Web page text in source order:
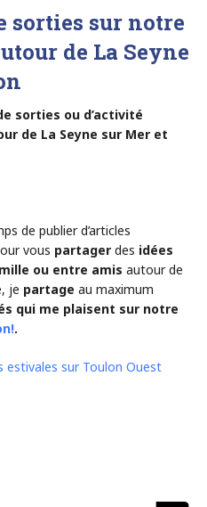
sorties sur notre
de La Seyne
sorties ou d’activité
de La Seyne sur Mer et
de publier d’articles
vous partager des idées
ou entre amis autour de
je partage au maximum
qui me plaisent sur notre
.
estivales sur Toulon Ouest